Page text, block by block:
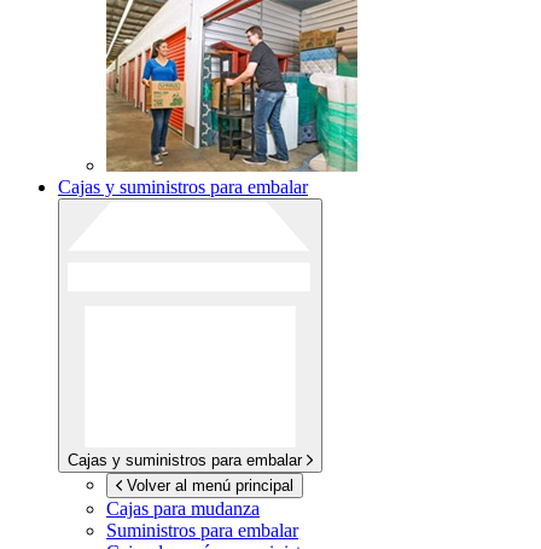
Cajas y suministros para embalar
Cajas y suministros para embalar
Volver al menú principal
Cajas para mudanza
Suministros para embalar